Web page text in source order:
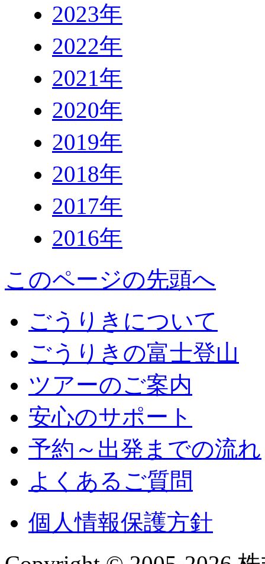
2023年
2022年
2021年
2020年
2019年
2018年
2017年
2016年
このページの先頭へ
ごうりきについて
ごうりきの富士登山
ツアーのご案内
安心のサポート
予約～出発までの流れ
よくあるご質問
個人情報保護方針